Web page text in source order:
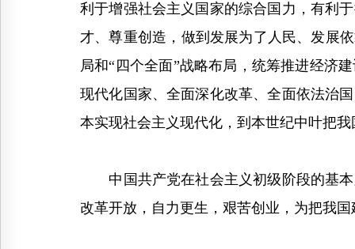
利于增强社会主义国家的综合国力，有利
才、尊重创造，做到发展为了人民、发展
局和“四个全面”战略布局，统筹推进经济
现代化国家、全面深化改革、全面依法治
本实现社会主义现代化，到本世纪中叶把
中国共产党在社会主义初级阶段的基本
改革开放，自力更生，艰苦创业，为把我